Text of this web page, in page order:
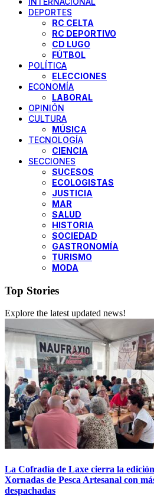
DEPORTES
RC CELTA
RC DEPORTIVO
CD LUGO
FÚTBOL
POLÍTICA
ELECCIONES
ECONOMÍA
LABORAL
OPINIÓN
CULTURA
MÚSICA
TECNOLOGÍA
CIENCIA
SECCIONES
SUCESOS
ECOLOGISTAS
JUSTICIA
MAR
SALUD
HISTORIA
SOCIEDAD
GASTRONOMÍA
TURISMO
MODA
Top Stories
Explore the latest updated news!
La Cofradía de Laxe cierra la edición
Xornadas de Pesca Artesanal con
despachadas